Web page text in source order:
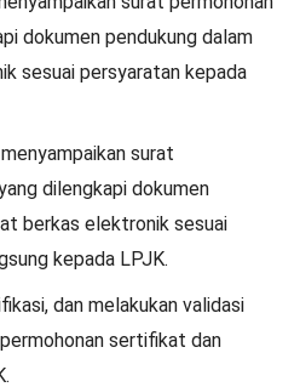
dokumen pendukung dalam
sesuai persyaratan kepada
surat
dilengkapi dokumen
berkas elektronik sesuai
kepada LPJK.
dan melakukan validasi
sertifikat dan